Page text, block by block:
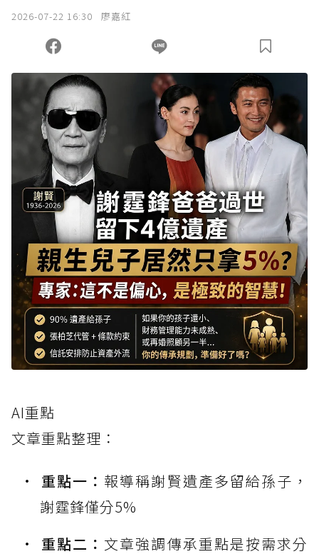
2026-07-22 16:30 廖嘉紅
AI重點
文章重點整理：
重點一： 報導稱謝賢遺產多留給孫子，
謝霆鋒僅分5%
重點二： 文章強調傳承重點是按需求分